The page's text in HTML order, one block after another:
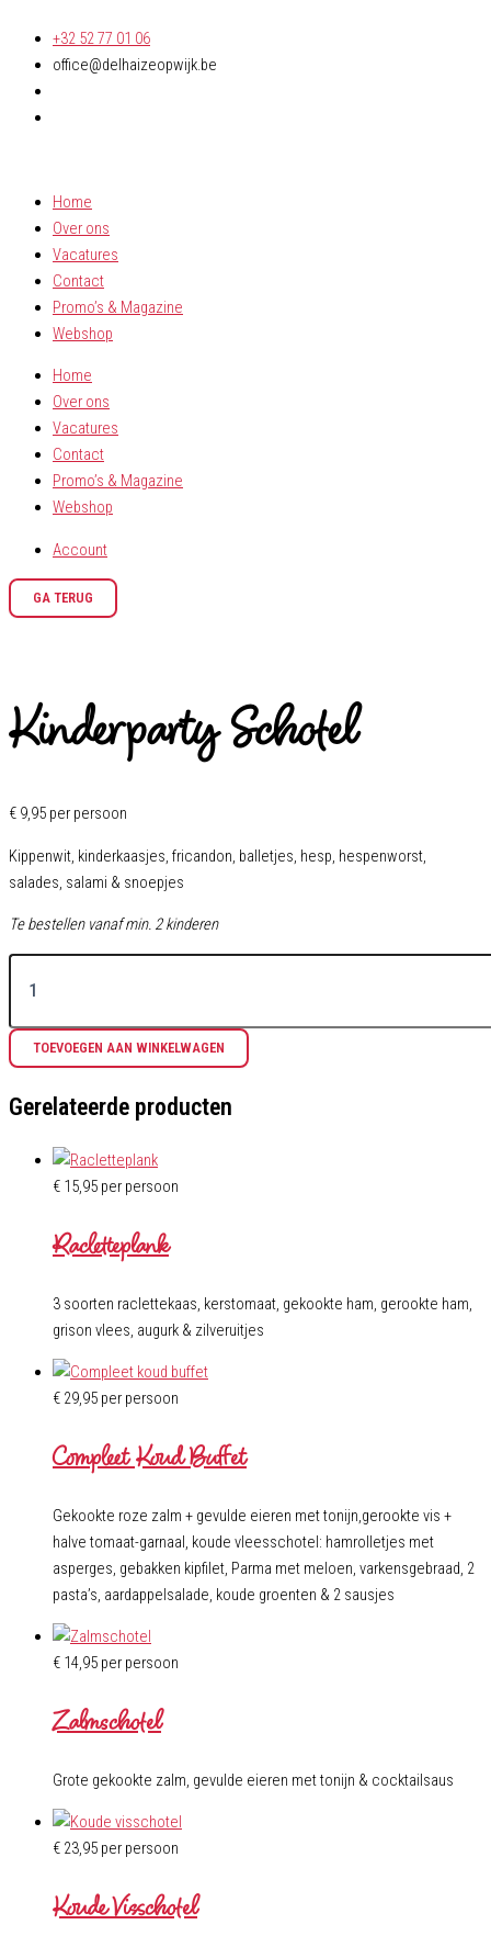
inhoud
+32 52 77 01 06
office@delhaizeopwijk.be
Home
Over ons
Vacatures
Contact
Promo’s & Magazine
Webshop
Home
Over ons
Vacatures
Contact
Promo’s & Magazine
Webshop
Account
GA TERUG
Kinderparty Schotel
€ 9,95 per persoon
Kippenwit, kinderkaasjes, fricandon, balletjes, hesp, hespenworst,
salades, salami & snoepjes
Te bestellen vanaf min. 2 kinderen
TOEVOEGEN AAN WINKELWAGEN
Gerelateerde producten
€ 15,95 per persoon
Racletteplank
3 soorten raclettekaas, kerstomaat, gekookte ham, gerookte ham,
grison vlees, augurk & zilveruitjes
€ 29,95 per persoon
Compleet Koud Buffet
Gekookte roze zalm + gevulde eieren met tonijn,gerookte vis +
halve tomaat-garnaal, koude vleesschotel: hamrolletjes met
asperges, gebakken kipfilet, Parma met meloen, varkensgebraad, 2
pasta’s, aardappelsalade, koude groenten & 2 sausjes
€ 14,95 per persoon
Zalmschotel
Grote gekookte zalm, gevulde eieren met tonijn & cocktailsaus
€ 23,95 per persoon
Koude Visschotel